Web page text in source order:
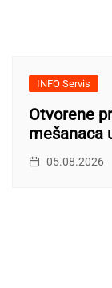
INFO Servis
Otvorene
mešanaca
05.08.2026